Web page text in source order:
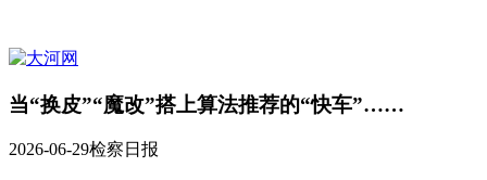
当“换皮”“魔改”搭上算法推荐的“快车”……
2026-06-29检察日报